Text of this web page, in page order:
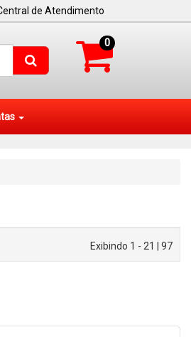
de Atendimento
0
Exibindo 1 - 21 | 97